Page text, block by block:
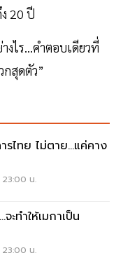
20 ปี
ไร...คำตอบเดียวที่
สุดตัว”
รไทย ไม่ตาย...แค่คาง
น.
ะทำให้เมกาเป็น
น.